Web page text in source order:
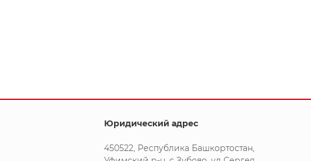
Юридический адрес
450522, Республика Башкортостан,